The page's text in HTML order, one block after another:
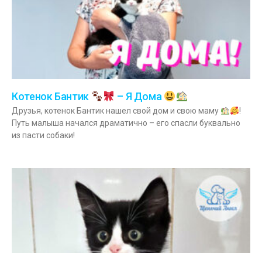
Котенок Бантик – Я Дома
Друзья, котенок Бантик нашел свой дом и свою маму
!
Путь малыша начался драматично – его спасли буквально
из пасти собаки!